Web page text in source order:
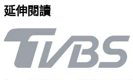
延伸閱讀